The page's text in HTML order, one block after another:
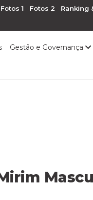
Fotos 1 Fotos 2 Ranking
Gestão e Governança